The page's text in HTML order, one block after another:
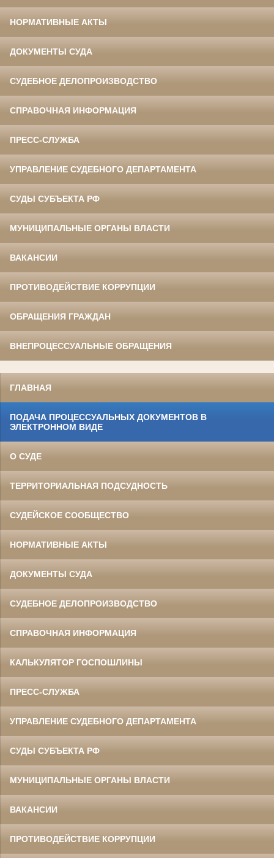
НОРМАТИВНЫЕ АКТЫ
ДОКУМЕНТЫ СУДА
СУДЕБНОЕ ДЕЛОПРОИЗВОДСТВО
СПРАВОЧНАЯ ИНФОРМАЦИЯ
ПРЕСС-СЛУЖБА
УПРАВЛЕНИЕ СУДЕБНОГО ДЕПАРТАМЕНТА
СУДЫ СУБЪЕКТА РФ
МУНИЦИПАЛЬНЫЕ ОРГАНЫ ВЛАСТИ
ВАКАНСИИ
ПРОТИВОДЕЙСТВИЕ КОРРУПЦИИ
ОБРАЩЕНИЯ ГРАЖДАН
ВНЕПРОЦЕССУАЛЬНЫЕ ОБРАЩЕНИЯ
ГЛАВНАЯ
ПОДАЧА ПРОЦЕССУАЛЬНЫХ ДОКУМЕНТОВ В
ЭЛЕКТРОННОМ ВИДЕ
О СУДЕ
ТЕРРИТОРИАЛЬНАЯ ПОДСУДНОСТЬ
СУДЕЙСКОЕ СООБЩЕСТВО
НОРМАТИВНЫЕ АКТЫ
ДОКУМЕНТЫ СУДА
СУДЕБНОЕ ДЕЛОПРОИЗВОДСТВО
СПРАВОЧНАЯ ИНФОРМАЦИЯ
КАЛЬКУЛЯТОР ГОСПОШЛИНЫ
ПРЕСС-СЛУЖБА
УПРАВЛЕНИЕ СУДЕБНОГО ДЕПАРТАМЕНТА
СУДЫ СУБЪЕКТА РФ
МУНИЦИПАЛЬНЫЕ ОРГАНЫ ВЛАСТИ
ВАКАНСИИ
ПРОТИВОДЕЙСТВИЕ КОРРУПЦИИ